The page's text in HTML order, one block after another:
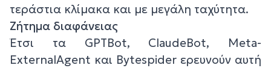
τεράστια κλίμακα και με μεγάλη ταχύτητα.
Ζήτημα διαφάνειας
Έτσι τα GPTBot, ClaudeBot, Meta-
ExternalAgent και Bytespider ερευνούν αυτή